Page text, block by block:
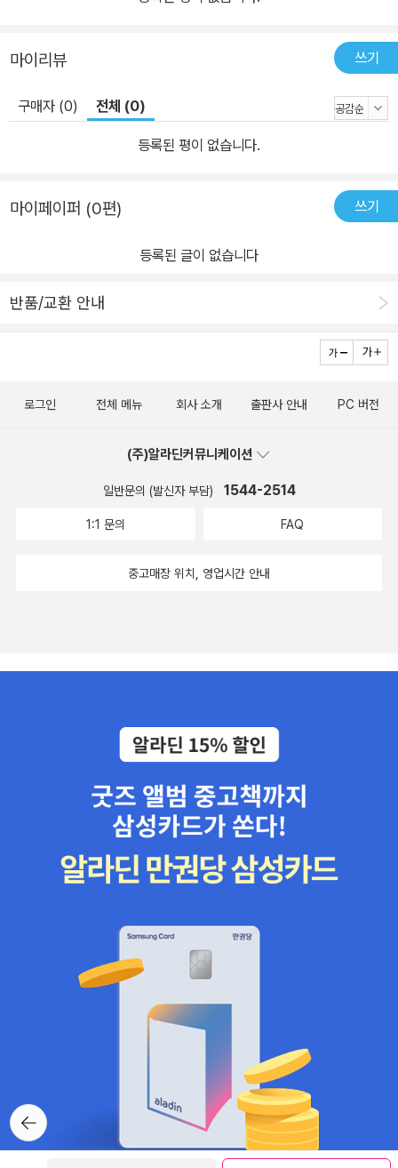
마이리뷰 쓰기
구매자 (0) 전체 (0)
등록된 평이 없습니다.
마이페이퍼 (0편) 쓰기
등록된 글이 없습니다
반품/교환 안내
뒤로가
기
로그인 전체 메뉴 회사 소개 출판사 안내 PC 버전
(주)알라딘커뮤니케이션
일반문의 (발신자 부담) 1544-2514
1:1 문의 FAQ
중고매장 위치, 영업시간 안내